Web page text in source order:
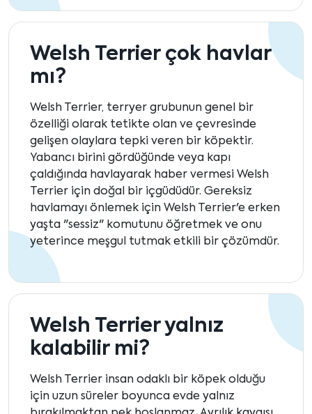
Welsh Terrier çok havlar
mı?
Welsh Terrier, terryer grubunun genel bir
özelliği olarak tetikte olan ve çevresinde
gelişen olaylara tepki veren bir köpektir.
Yabancı birini gördüğünde veya kapı
çaldığında havlayarak haber vermesi Welsh
Terrier için doğal bir içgüdüdür. Gereksiz
havlamayı önlemek için Welsh Terrier'e erken
yaşta "sessiz" komutunu öğretmek ve onu
yeterince meşgul tutmak etkili bir çözümdür.
Welsh Terrier yalnız
kalabilir mi?
Welsh Terrier insan odaklı bir köpek olduğu
için uzun süreler boyunca evde yalnız